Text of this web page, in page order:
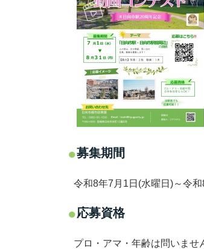
募集期間
令和8年7月1日(水曜日)～令
応募資格
プロ・アマ・年齢は問いま